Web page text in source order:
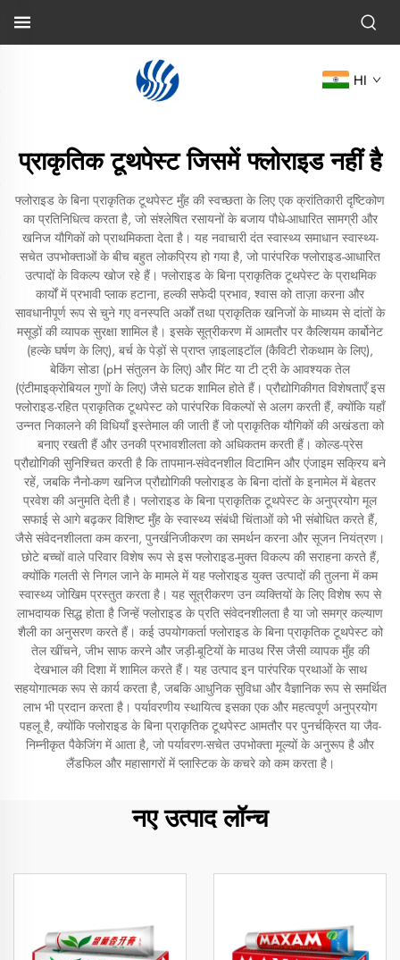
HI
प्राकृतिक टूथपेस्ट जिसमें फ्लोराइड नहीं है
फ्लोराइड के बिना प्राकृतिक टूथपेस्ट मुँह की स्वच्छता के लिए एक क्रांतिकारी दृष्टिकोण
का प्रतिनिधित्व करता है, जो संश्लेषित रसायनों के बजाय पौधे-आधारित सामग्री और
खनिज यौगिकों को प्राथमिकता देता है। यह नवाचारी दंत स्वास्थ्य समाधान स्वास्थ्य-
सचेत उपभोक्ताओं के बीच बहुत लोकप्रिय हो गया है, जो पारंपरिक फ्लोराइड-आधारित
उत्पादों के विकल्प खोज रहे हैं। फ्लोराइड के बिना प्राकृतिक टूथपेस्ट के प्राथमिक
कार्यों में प्रभावी प्लाक हटाना, हल्की सफेदी प्रभाव, श्वास को ताज़ा करना और
सावधानीपूर्ण रूप से चुने गए वनस्पति अर्कों तथा प्राकृतिक खनिजों के माध्यम से दांतों के
मसूड़ों की व्यापक सुरक्षा शामिल है। इसके सूत्रीकरण में आमतौर पर कैल्शियम कार्बोनेट
(हल्के घर्षण के लिए), बर्च के पेड़ों से प्राप्त ज़ाइलाइटॉल (कैविटी रोकथाम के लिए),
बेकिंग सोडा (pH संतुलन के लिए) और मिंट या टी ट्री के आवश्यक तेल
(एंटीमाइक्रोबियल गुणों के लिए) जैसे घटक शामिल होते हैं। प्रौद्योगिकीगत विशेषताएँ इस
फ्लोराइड-रहित प्राकृतिक टूथपेस्ट को पारंपरिक विकल्पों से अलग करती हैं, क्योंकि यहाँ
उन्नत निकालने की विधियाँ इस्तेमाल की जाती हैं जो प्राकृतिक यौगिकों की अखंडता को
बनाए रखती हैं और उनकी प्रभावशीलता को अधिकतम करती हैं। कोल्ड-प्रेस
प्रौद्योगिकी सुनिश्चित करती है कि तापमान-संवेदनशील विटामिन और एंजाइम सक्रिय बने
रहें, जबकि नैनो-कण खनिज प्रौद्योगिकी फ्लोराइड के बिना दांतों के इनामेल में बेहतर
प्रवेश की अनुमति देती है। फ्लोराइड के बिना प्राकृतिक टूथपेस्ट के अनुप्रयोग मूल
सफाई से आगे बढ़कर विशिष्ट मुँह के स्वास्थ्य संबंधी चिंताओं को भी संबोधित करते हैं,
जैसे संवेदनशीलता कम करना, पुनर्खनिजीकरण का समर्थन करना और सूजन नियंत्रण।
छोटे बच्चों वाले परिवार विशेष रूप से इस फ्लोराइड-मुक्त विकल्प की सराहना करते हैं,
क्योंकि गलती से निगल जाने के मामले में यह फ्लोराइड युक्त उत्पादों की तुलना में कम
स्वास्थ्य जोखिम प्रस्तुत करता है। यह सूत्रीकरण उन व्यक्तियों के लिए विशेष रूप से
लाभदायक सिद्ध होता है जिन्हें फ्लोराइड के प्रति संवेदनशीलता है या जो समग्र कल्याण
शैली का अनुसरण करते हैं। कई उपयोगकर्ता फ्लोराइड के बिना प्राकृतिक टूथपेस्ट को
तेल खींचने, जीभ साफ करने और जड़ी-बूटियों के माउथ रिंस जैसी व्यापक मुँह की
देखभाल की दिशा में शामिल करते हैं। यह उत्पाद इन पारंपरिक प्रथाओं के साथ
सहयोगात्मक रूप से कार्य करता है, जबकि आधुनिक सुविधा और वैज्ञानिक रूप से समर्थित
लाभ भी प्रदान करता है। पर्यावरणीय स्थायित्व इसका एक और महत्वपूर्ण अनुप्रयोग
पहलू है, क्योंकि फ्लोराइड के बिना प्राकृतिक टूथपेस्ट आमतौर पर पुनर्चक्रित या जैव-
निम्नीकृत पैकेजिंग में आता है, जो पर्यावरण-सचेत उपभोक्ता मूल्यों के अनुरूप है और
लैंडफिल और महासागरों में प्लास्टिक के कचरे को कम करता है।
नए उत्पाद लॉन्च